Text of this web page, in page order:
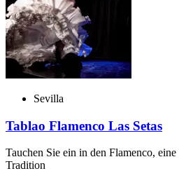
Sevilla
Tablao Flamenco Las Setas
Tauchen Sie ein in den Flamenco,
Tradition